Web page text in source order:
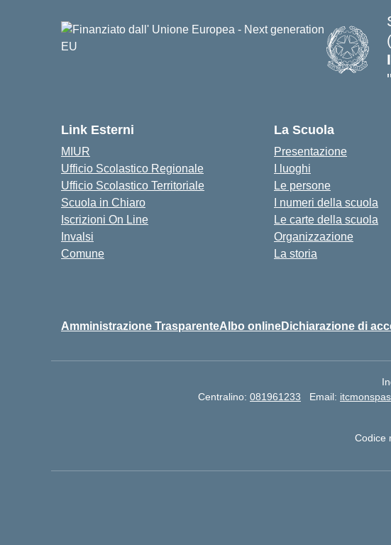
Link Esterni
MIUR
Ufficio Scolastico Regionale
Ufficio Scolastico Territoriale
Scuola in Chiaro
Iscrizioni On Line
Invalsi
Comune
La Scuola
Presentazione
I luoghi
Le persone
I numeri della scuola
Le carte della scuola
Organizzazione
La storia
Amministrazione TrasparenteAlbo onlineDichiarazione di
Centralino: 081961233 Email:
Codice